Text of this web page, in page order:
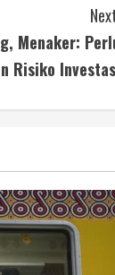
Menaker:
Risiko